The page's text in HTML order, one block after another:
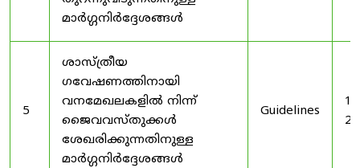
മാർഗ്ഗനിർദ്ദേശങ്ങൾ
5
ശാസ്ത്രീയ
ഗവേഷണത്തിനായി
വനമേഖലകളിൽ നിന്ന്
ജൈവവസ്തുക്കൾ
ശേഖരിക്കുന്നതിനുള്ള
മാർഗ്ഗനിർദ്ദേശങ്ങൾ
Guidelines